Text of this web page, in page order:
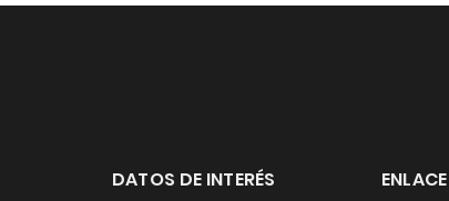
DATOS DE INTERÉS